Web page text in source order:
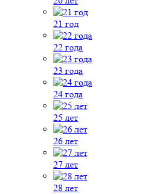
21 год
22 года
23 года
24 года
25 лет
26 лет
27 лет
28 лет